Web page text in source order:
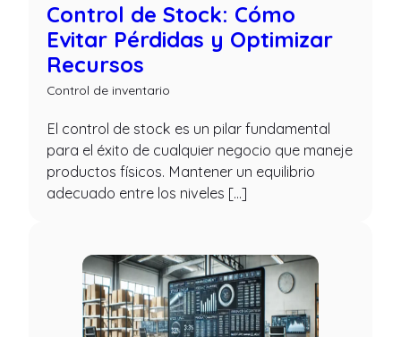
Control de Stock: Cómo
Evitar Pérdidas y Optimizar
Recursos
Control de inventario
El control de stock es un pilar fundamental
para el éxito de cualquier negocio que maneje
productos físicos. Mantener un equilibrio
adecuado entre los niveles […]